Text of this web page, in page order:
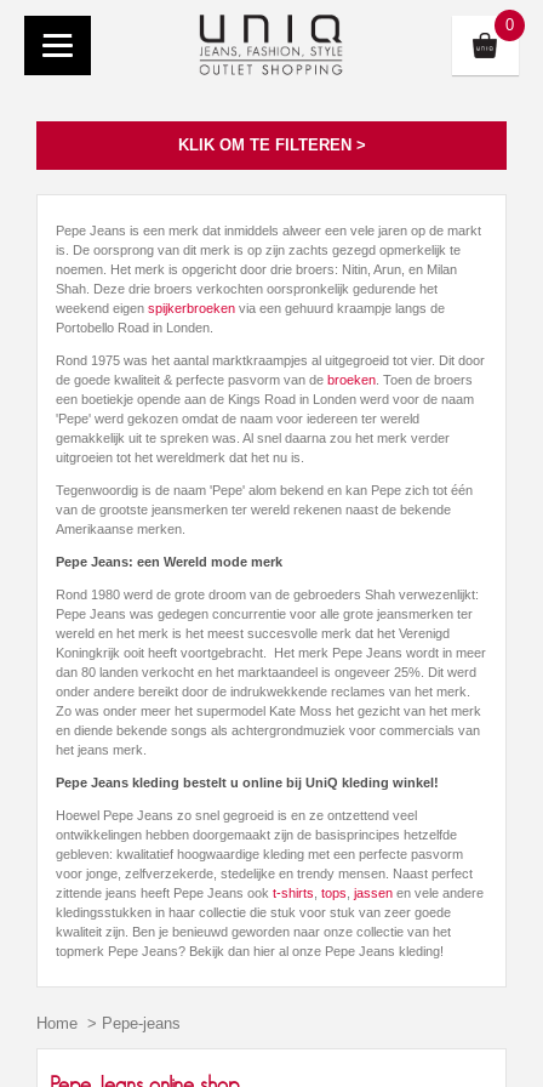
0
KLIK OM TE FILTEREN >
Pepe Jeans is een merk dat inmiddels alweer een vele jaren op de markt
is. De oorsprong van dit merk is op zijn zachts gezegd opmerkelijk te
noemen. Het merk is opgericht door drie broers: Nitin, Arun, en Milan
Shah. Deze drie broers verkochten oorspronkelijk gedurende het
weekend eigen spijkerbroeken via een gehuurd kraampje langs de
Portobello Road in Londen.
Rond 1975 was het aantal marktkraampjes al uitgegroeid tot vier. Dit door
de goede kwaliteit & perfecte pasvorm van de broeken . Toen de broers
een boetiekje opende aan de Kings Road in Londen werd voor de naam
'Pepe' werd gekozen omdat de naam voor iedereen ter wereld
gemakkelijk uit te spreken was. Al snel daarna zou het merk verder
uitgroeien tot het wereldmerk dat het nu is.
Tegenwoordig is de naam 'Pepe' alom bekend en kan Pepe zich tot één
van de grootste jeansmerken ter wereld rekenen naast de bekende
Amerikaanse merken.
Pepe Jeans: een Wereld mode merk
Rond 1980 werd de grote droom van de gebroeders Shah verwezenlijkt:
Pepe Jeans was gedegen concurrentie voor alle grote jeansmerken ter
wereld en het merk is het meest succesvolle merk dat het Verenigd
Koningkrijk ooit heeft voortgebracht. Het merk Pepe Jeans wordt in meer
dan 80 landen verkocht en het marktaandeel is ongeveer 25%. Dit werd
onder andere bereikt door de indrukwekkende reclames van het merk.
Zo was onder meer het supermodel Kate Moss het gezicht van het merk
en diende bekende songs als achtergrondmuziek voor commercials van
het jeans merk.
Pepe Jeans kleding bestelt u online bij UniQ kleding winkel!
Hoewel Pepe Jeans zo snel gegroeid is en ze ontzettend veel
ontwikkelingen hebben doorgemaakt zijn de basisprincipes hetzelfde
gebleven: kwalitatief hoogwaardige kleding met een perfecte pasvorm
voor jonge, zelfverzekerde, stedelijke en trendy mensen. Naast perfect
zittende jeans heeft Pepe Jeans ook t-shirts tops jassen en vele andere
kledingsstukken in haar collectie die stuk voor stuk van zeer goede
kwaliteit zijn. Ben je benieuwd geworden naar onze collectie van het
topmerk Pepe Jeans? Bekijk dan hier al onze Pepe Jeans kleding!
Home > Pepe-jeans